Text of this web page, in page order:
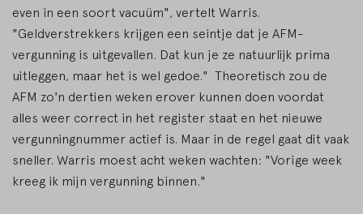
even in een soort vacuüm", vertelt Warris.
"Geldverstrekkers krijgen een seintje dat je AFM-
vergunning is uitgevallen. Dat kun je ze natuurlijk prima
uitleggen, maar het is wel gedoe." Theoretisch zou de
AFM zo'n dertien weken erover kunnen doen voordat
alles weer correct in het register staat en het nieuwe
vergunningnummer actief is. Maar in de regel gaat dit vaak
sneller. Warris moest acht weken wachten: "Vorige week
kreeg ik mijn vergunning binnen."